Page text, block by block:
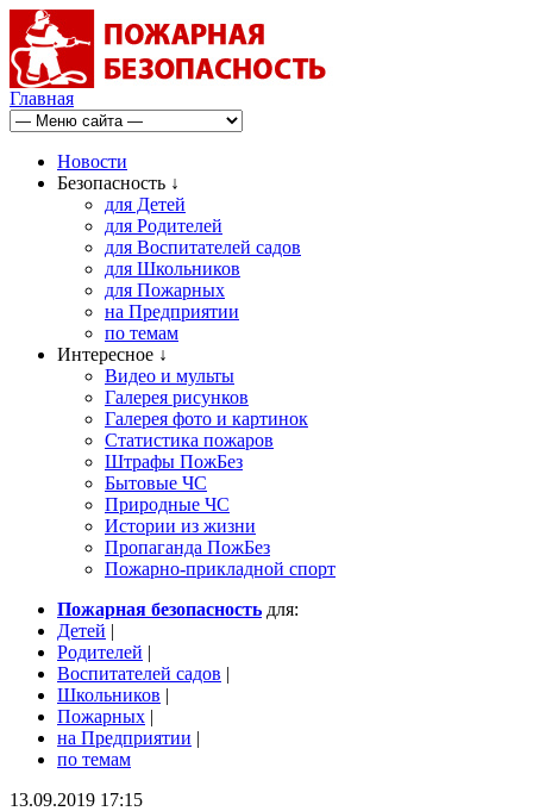
Главная
Новости
Безопасность ↓
для Детей
для Родителей
для Воспитателей садов
для Школьников
для Пожарных
на Предприятии
по темам
Интересное ↓
Видео и мульты
Галерея рисунков
Галерея фото и картинок
Статистика пожаров
Штрафы ПожБез
Бытовые ЧС
Природные ЧС
Истории из жизни
Пропаганда ПожБез
Пожарно-прикладной спорт
Пожарная безопасность для:
Детей |
Родителей |
Воспитателей садов |
Школьников |
Пожарных |
на Предприятии |
по темам
13.09.2019 17:15